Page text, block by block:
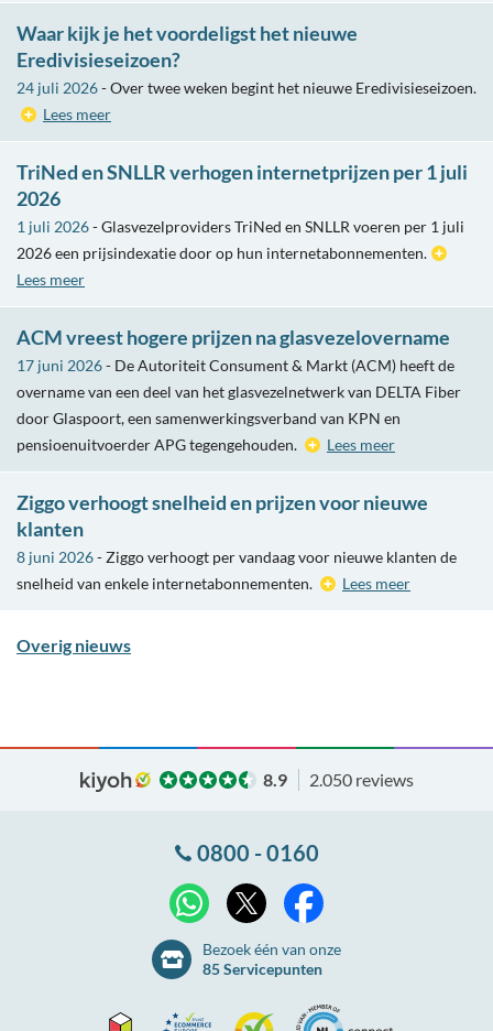
Waar kijk je het voordeligst het nieuwe
Eredivisieseizoen?
24 juli 2026- Over twee weken begint het nieuwe Eredivisieseizoen.
Lees meer
TriNed en SNLLR verhogen internetprijzen per 1 juli
2026
1 juli 2026- Glasvezelproviders TriNed en SNLLR voeren per 1 juli
2026 een prijsindexatie door op hun internetabonnementen.
Lees meer
ACM vreest hogere prijzen na glasvezelovername
17 juni 2026- De Autoriteit Consument & Markt (ACM) heeft de
overname van een deel van het glasvezelnetwerk van DELTA Fiber
door Glaspoort, een samenwerkingsverband van KPN en
pensioenuitvoerder APG tegengehouden.
Lees meer
Ziggo verhoogt snelheid en prijzen voor nieuwe
klanten
8 juni 2026- Ziggo verhoogt per vandaag voor nieuwe klanten de
snelheid van enkele internetabonnementen.
Lees meer
Overig nieuws
8.9 2.050 reviews
0800 - 0160
WhatsApp
Bezoek één van onze
85 Servicepunten